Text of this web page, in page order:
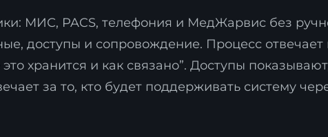
МИС, PACS, телефония и МедЖарвис без
доступы и сопровождение. Процесс отвечает
хранится и как связано”. Доступы
за то, кто будет поддерживать систему
Отправить заявку